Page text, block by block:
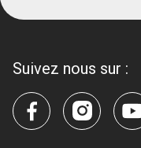
Suivez nous sur :